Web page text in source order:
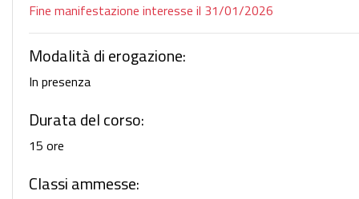
Fine manifestazione interesse il 31/01/2026
Modalità di erogazione:
In presenza
Durata del corso:
15 ore
Classi ammesse: